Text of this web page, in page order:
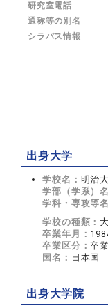
研究室電話
通称等の別名
シラバス情報
出身大学
学校名： 明治
学部（学系）名
学科・専攻等名
学校の種類：
卒業年月：
卒業区分：卒業
国名： 日本国
出身大学院